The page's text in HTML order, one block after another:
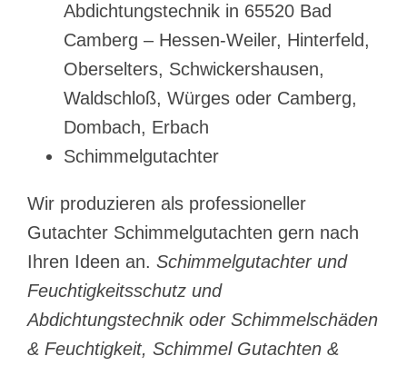
Abdichtungstechnik in 65520 Bad
Camberg – Hessen-Weiler, Hinterfeld,
Oberselters, Schwickershausen,
Waldschloß, Würges oder Camberg,
Dombach, Erbach
Schimmelgutachter
Wir produzieren als professioneller
Gutachter Schimmelgutachten gern nach
Ihren Ideen an. Schimmelgutachter und
Feuchtigkeitsschutz und
Abdichtungstechnik oder Schimmelschäden
& Feuchtigkeit, Schimmel Gutachten &